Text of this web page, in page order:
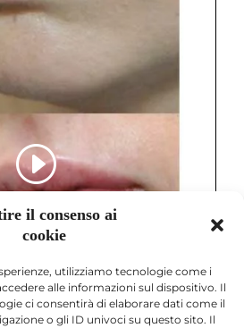
il consenso ai
cookie
utilizziamo tecnologie come i
alle informazioni sul dispositivo. Il
ci consentirà di elaborare dati come il
o gli ID univoci su questo sito. Il